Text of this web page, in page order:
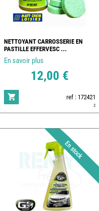
NETTOYANT CARROSSERIE EN
PASTILLE EFFERVESC ...
En savoir plus
12,00 €
ref : 172421
2